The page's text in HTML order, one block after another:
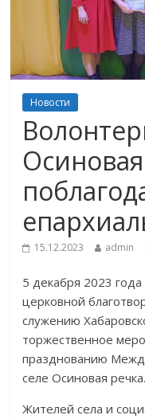
Новости
15.12.2023 admin
5 декабря 2023
церковной
служению
торжественное
празднованию
селе Осиновая речка.
Жителей села и